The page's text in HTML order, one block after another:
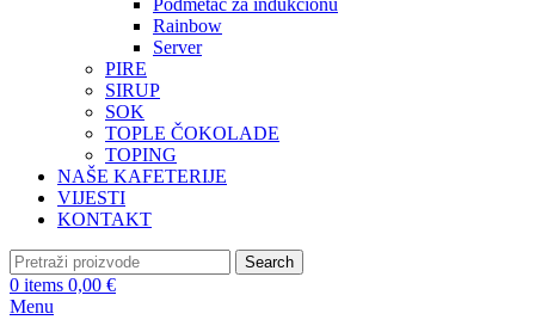
Podmetač za indukcionu
Rainbow
Server
PIRE
SIRUP
SOK
TOPLE ČOKOLADE
TOPING
NAŠE KAFETERIJE
VIJESTI
KONTAKT
Search
0 items 0,00 €
Menu